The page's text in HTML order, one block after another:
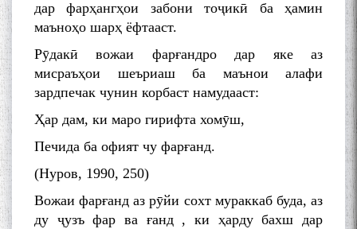
дар фарҳангҳои забони тоҷикӣ ба ҳамин
маъноҳо шарҳ ёфтааст.
Рӯдакӣ вожаи фарғандро дар яке аз
мисраъҳои шеъриаш ба маънои алафи
зардпечак чунин корбаст намудааст:
Ҳар дам, ки маро гирифта хомӯш,
Печида ба офият чу фарғанд.
(Нуров, 1990, 250)
Вожаи фарғанд аз рӯйи сохт мураккаб буда, аз
ду ҷузъ фар ва ғанд , ки ҳарду бахш дар